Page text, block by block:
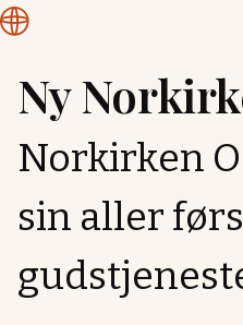
Hopp
innhold
Normisjon
Hordaland
Ny
Norkirken
sin aller